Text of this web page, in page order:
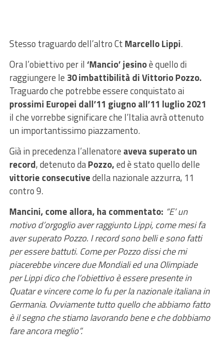
Stesso traguardo dell’altro Ct Marcello Lippi.
Ora l’obiettivo per il‘Mancio’ jesinoè quello di
raggiungere le 30 imbattibilità di Vittorio Pozzo.
Traguardo che potrebbe essere conquistato ai
prossimi Europei dall’11 giugno all’11 luglio 2021
il che vorrebbe significare che l’Italia avrà ottenuto
un importantissimo piazzamento.
Già in precedenza l’allenatore aveva superato un
record, detenuto daPozzo,ed è stato quello delle
vittorie consecutivedella nazionale azzurra, 11
contro 9.
Mancini, come allora, ha commentato: “E’ un
motivo d’orgoglio aver raggiunto Lippi, come mesi fa
aver superato Pozzo. I record sono belli e sono fatti
per essere battuti. Come per Pozzo dissi che mi
piacerebbe vincere due Mondiali ed una Olimpiade
per Lippi dico che l’obiettivo è essere presente in
Quatar e vincere come lo fu per la nazionale italiana in
Germania. Ovviamente tutto quello che abbiamo fatto
è il segno che stiamo lavorando bene e che dobbiamo
fare ancora meglio”.